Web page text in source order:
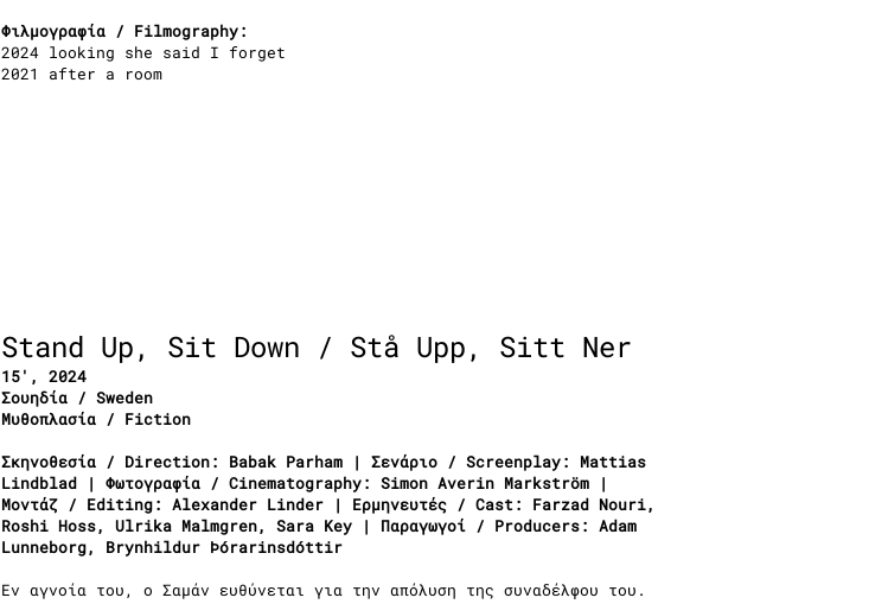
Φιλμογραφία / Filmography:
2024 looking she said I forget
2021 after a room
Stand Up, Sit Down / Stå Upp, Sitt Ner
15′, 2024
Σουηδία / Sweden
Μυθοπλασία / Fiction
Σκηνοθεσία / Direction: Babak Parham | Σενάριο / Screenplay: Mattias
Lindblad | Φωτογραφία / Cinematography: Simon Averin Markström |
Μοντάζ / Editing: Alexander Linder | Ερμηνευτές / Cast: Farzad Nouri,
Roshi Hoss, Ulrika Malmgren, Sara Key | Παραγωγοί / Producers: Adam
Lunneborg, Brynhildur Þórarinsdóttir
Εν αγνοία του, ο Σαμάν ευθύνεται για την απόλυση της συναδέλφου του.